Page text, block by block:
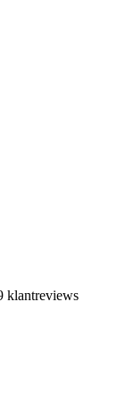
klantreviews